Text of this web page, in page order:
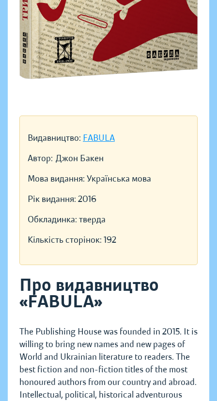
Видавництво: FABULA
Автор: Джон Бакен
Мова видання: Українська мова
Рік видання: 2016
Обкладинка: тверда
Кількість сторінок: 192
Про видавництво
«FABULA»
The Publishing House was founded in 2015. It is
willing to bring new names and new pages of
World and Ukrainian literature to readers. The
best fiction and non-fiction titles of the most
honoured authors from our country and abroad.
Intellectual, political, historical adventurous